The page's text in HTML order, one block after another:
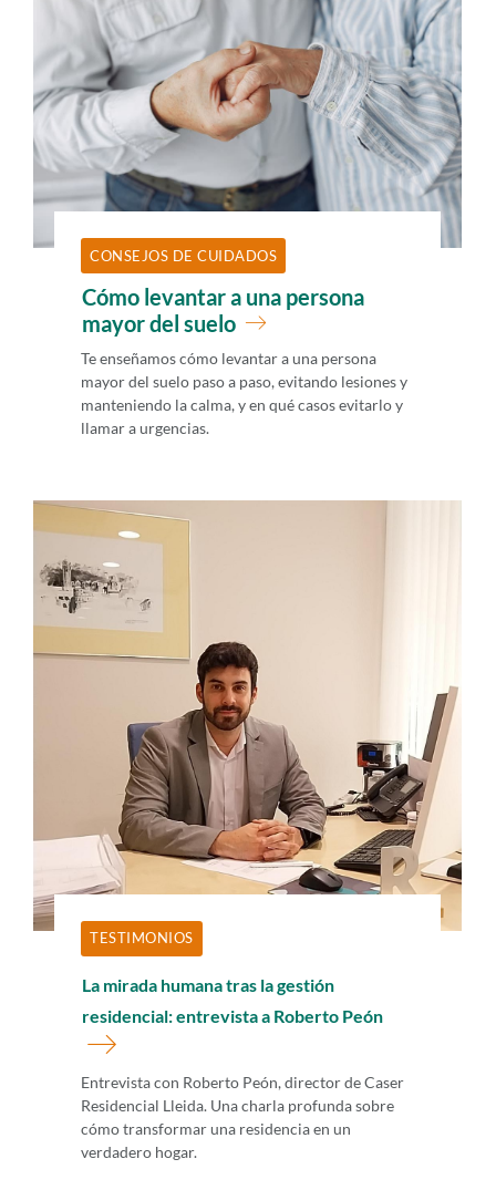
o
p
r
n
c
CONSEJOS DE CUIDADOS
Cómo levantar a una persona
mayor del suelo
Te enseñamos cómo levantar a una persona
mayor del suelo paso a paso, evitando lesiones y
manteniendo la calma, y en qué casos evitarlo y
llamar a urgencias.
TESTIMONIOS
La mirada humana tras la gestión
residencial: entrevista a Roberto Peón
Entrevista con Roberto Peón, director de Caser
Residencial Lleida. Una charla profunda sobre
cómo transformar una residencia en un
verdadero hogar.